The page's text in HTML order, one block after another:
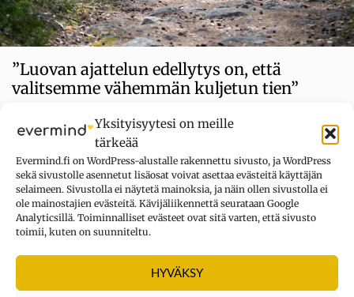
Yksityisyytesi on meille
tärkeää
Evermind.fi on WordPress-alustalle rakennettu sivusto, ja WordPress
sekä sivustolle asennetut lisäosat voivat asettaa evästeitä käyttäjän
selaimeen. Sivustolla ei näytetä mainoksia, ja näin ollen sivustolla ei
ole mainostajien evästeitä. Kävijäliikennettä seurataan Google
Analyticsillä. Toiminnalliset evästeet ovat sitä varten, että sivusto
toimii, kuten on suunniteltu.
HYVÄKSY
”Luovan ajattelun edellytys on, että
valitsemme vähemmän kuljetun tien”
tyypillisiä sanapareja. Jotta aivot pääsisivät luovan ajattelun
tilaan, niiden on ensin raivattava tieltään tämänkaltaiset liian
itsestään selvät mielleyhtymät. Avuksi rientävät aivoaallot.
Kategoriat
Aivot,Tutkimusuutinen